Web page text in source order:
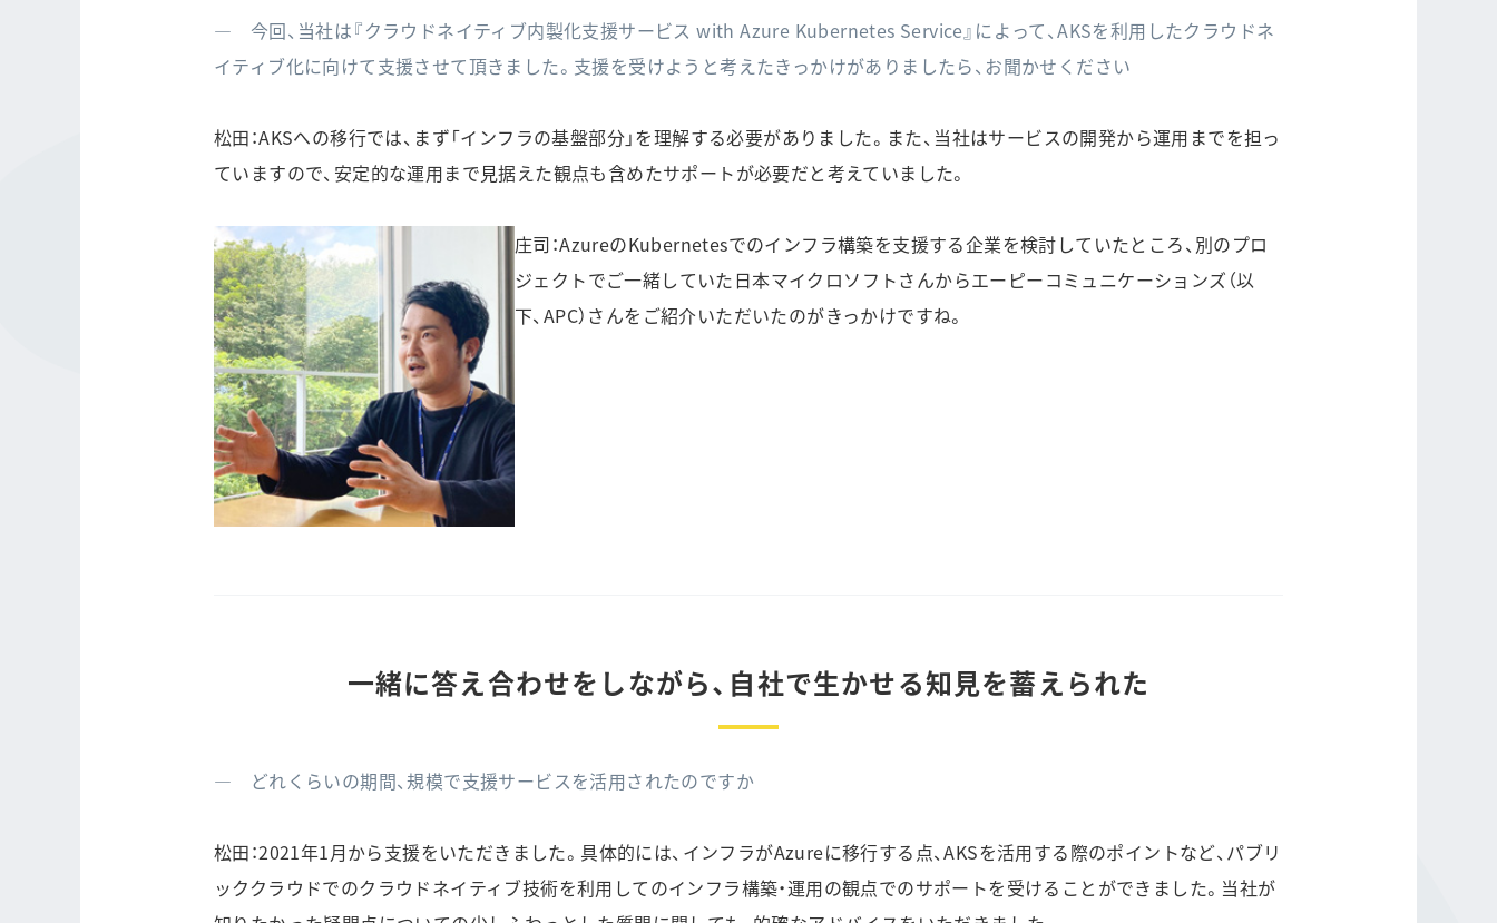
― 今回、当社は『クラウドネイティブ内製化支援サービス with Azure Kubernetes Service』によって、AKSを利用したクラウドネ
イティブ化に向けて支援させて頂きました。支援を受けようと考えたきっかけがありましたら、お聞かせください
松田：AKSへの移行では、まず「インフラの基盤部分」を理解する必要がありました。また、当社はサービスの開発から運用までを担っ
ていますので、安定的な運用まで見据えた観点も含めたサポートが必要だと考えていました。
庄司：AzureのKubernetesでのインフラ構築を支援する企業を検討していたところ、別のプロ
ジェクトでご一緒していた日本マイクロソフトさんからエーピーコミュニケーションズ（以
下、APC）さんをご紹介いただいたのがきっかけですね。
一緒に答え合わせをしながら、自社で生かせる知見を蓄えられた
― どれくらいの期間、規模で支援サービスを活用されたのですか
松田：2021年1月から支援をいただきました。具体的には、インフラがAzureに移行する点、AKSを活用する際のポイントなど、パブリ
ッククラウドでのクラウドネイティブ技術を利用してのインフラ構築・運用の観点でのサポートを受けることができました。当社が